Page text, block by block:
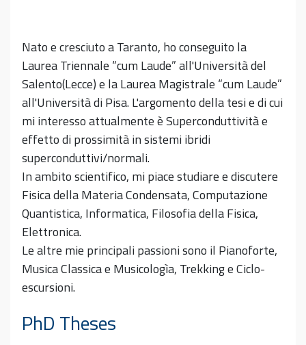
Nato e cresciuto a Taranto, ho conseguito la
Laurea Triennale “cum Laude” all'Università del
Salento(Lecce) e la Laurea Magistrale “cum Laude”
all'Università di Pisa. L'argomento della tesi e di cui
mi interesso attualmente è Superconduttività e
effetto di prossimità in sistemi ibridi
superconduttivi/normali.
In ambito scientifico, mi piace studiare e discutere
Fisica della Materia Condensata, Computazione
Quantistica, Informatica, Filosofia della Fisica,
Elettronica.
Le altre mie principali passioni sono il Pianoforte,
Musica Classica e Musicologìa, Trekking e Ciclo-
escursioni.
PhD Theses